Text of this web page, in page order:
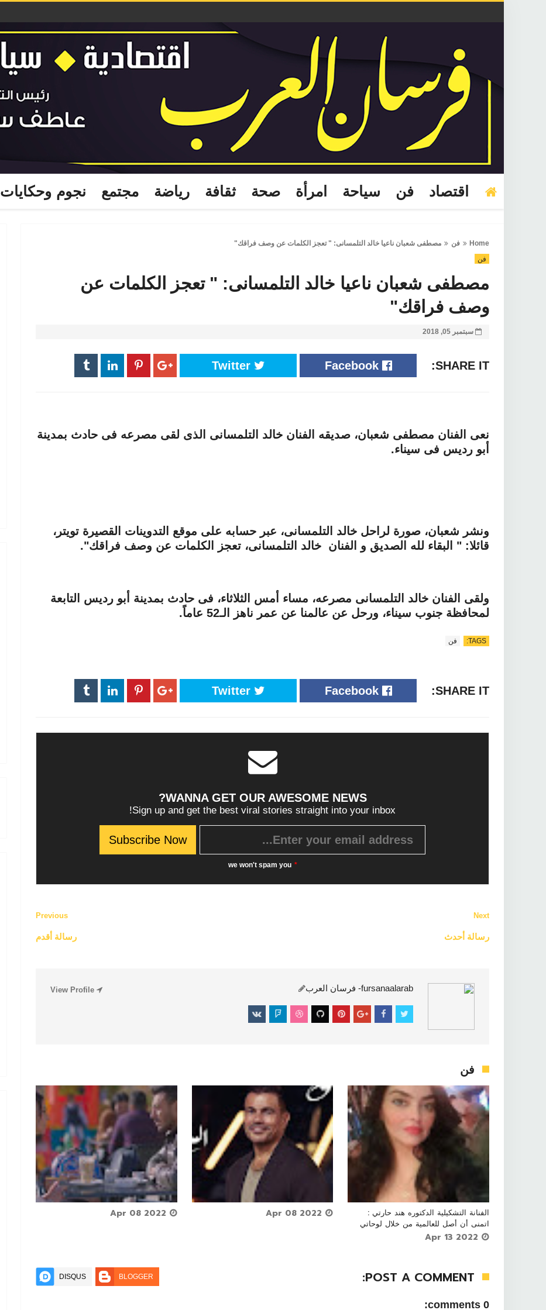
اقتصاد فن سياحة امرأة صحة ثقافة رياضة مجتمع نجوم وحكايات
Home فن
مصطفى شعبان ناعيا خالد التلمسانى: " تعجز الكلمات عن وصف فراقك"
فن
مصطفى شعبان ناعيا خالد التلمسانى: " تعجز الكلمات عن
وصف فراقك"
سبتمبر 05, 2018
SHARE IT:
Facebook
Twitter
نعى الفنان مصطفى شعبان، صديقه الفنان خالد التلمسانى الذى لقى مصرعه فى حادث بمدينة
أبو رديس فى سيناء.
ونشر شعبان، صورة لراحل خالد التلمسانى، عبر حسابه على موقع التدوينات القصيرة تويتر،
قائلا: " البقاء لله الصديق و الفنان خالد التلمسانى، تعجز الكلمات عن وصف فراقك".
ولقى الفنان خالد التلمسانى مصرعه، مساء أمس الثلاثاء، فى حادث بمدينة أبو رديس التابعة
لمحافظة جنوب سيناء، ورحل عن عالمنا عن عمر ناهز الـ52 عاماً.
TAGS: فن
SHARE IT:
Facebook
Twitter
WANNA GET OUR AWESOME NEWS?
Sign up and get the best viral stories straight into your inbox!
*
we won't spam you
Next
رسالة أحدث
Previous
رسالة أقدم
fursanaalarab- فرسان العرب
فن
 

الفنانة التشكيلية الدكتوره هند حارتي :
اتمنى أن أصل للعالمية من خلال لوحاتي
 
POST A COMMENT:
BLOGGER
DISQUS
0 comments: